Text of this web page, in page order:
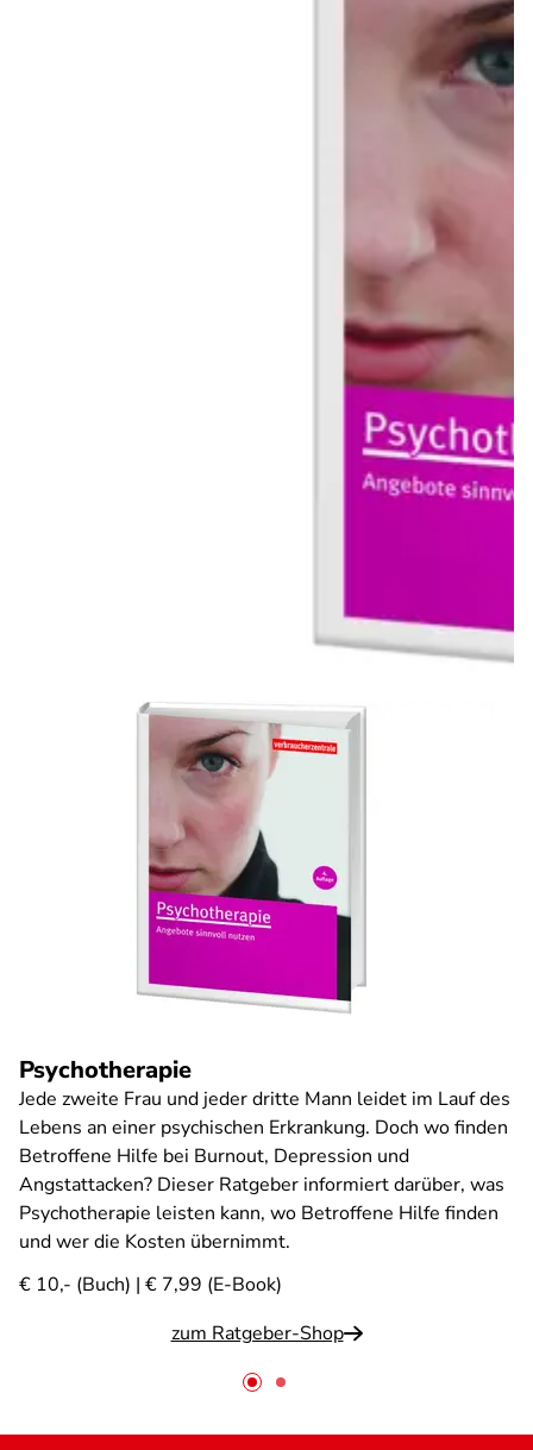
Psychotherapie
Jede zweite Frau und jeder dritte Mann leidet im Lauf des
Lebens an einer psychischen Erkrankung. Doch wo finden
Betroffene Hilfe bei Burnout, Depression und
Angstattacken? Dieser Ratgeber informiert darüber, was
Psychotherapie leisten kann, wo Betroffene Hilfe finden
und wer die Kosten übernimmt.
€ 10,- (Buch) | € 7,99 (E-Book)
zum Ratgeber-Shop